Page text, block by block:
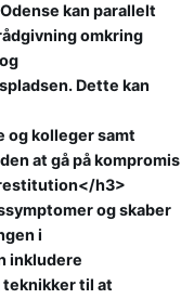
kan parallelt
omkring
Dette kan
og kolleger samt
at gå på kompromis
h3>
og skaber
i
inkludere
til at